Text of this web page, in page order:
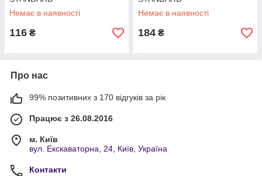
Немає в наявності
116 ₴
Немає в наявності
184 ₴
Про нас
99% позитивних з 170 відгуків за рік
Працює з 26.08.2016
м. Київ
вул. Екскаваторна, 24, Київ, Україна
Контакти